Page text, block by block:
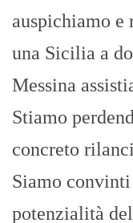
auspichiamo e
una Sicilia a
Messina
Stiamo
concreto
Siamo
potenzialità